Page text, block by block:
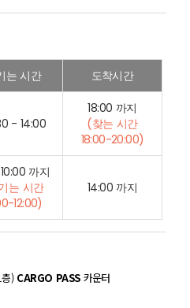
는 시간 도착시간
- 14:00
18:00 까지
(찾는 시간
18:00-20:00)
까지
는 시간
12:00)
14:00 까지
) CARGO PASS카운터